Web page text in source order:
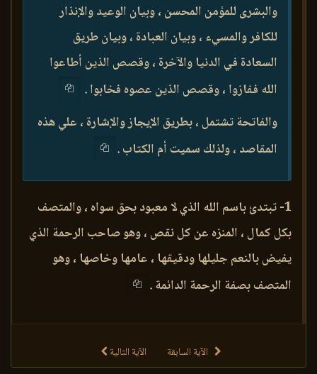
والبشرى للمؤمن المحسن ، وبيان الوعيد والإنذار
للكافر والمسيء ، وبيان العبادة ، وبيان طريق
السعادة في الدنيا والآخرة ، وقصص الذين أطاعوا
الله ففازوا ، وقصص الذين عصوه فخابوا .
والفاتحة تشتمل ، بطريق الإيجاز والإشارة ، علي هذه
المقاصد ، ولذلك سميت أم الكتاب .
1- تبتدئ باسم الله الذي لا معبود بحق سواه ، والمتصف
بكل كمال ، المنزه عن كل نقص ، وهو صاحب الرحمة الذي
يفيض بالنعم جليلها ودقيقها ، عامها وخاصها ، وهو
المتصف بصفة الرحمة الدائمة .
الآية السابقة الآية التالية